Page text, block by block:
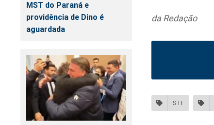
MST do Paraná e
providência de Dino é
aguardada
da Redação
STF